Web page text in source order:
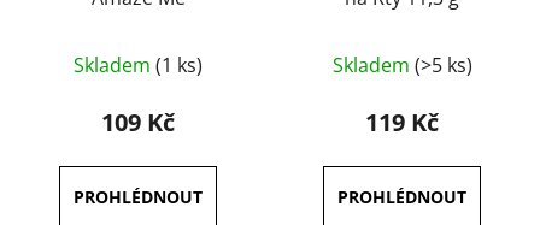
hodnocení
produktu
5,0
z
Skladem (1 ks)
109 Kč
hodnocení
produktu
4,0
z
Skladem (>5 ks)
119 Kč